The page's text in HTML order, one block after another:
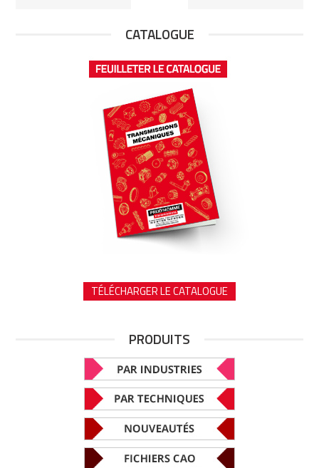
CATALOGUE
TÉLÉCHARGER LE CATALOGUE
PRODUITS